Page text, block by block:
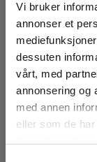
Vi bruker
annonser et
dessuten
vårt, med
annonsering og
med annen
eller som de
Pyranometer
Et pyranometer
> Se